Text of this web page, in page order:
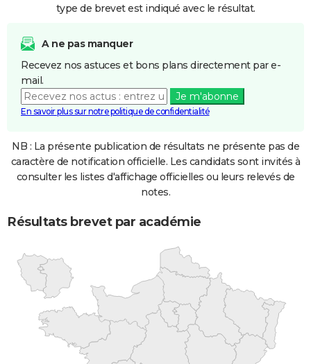
type de brevet est indiqué avec le résultat.
A ne pas manquer
Recevez nos astuces et bons plans directement par e-
mail.
Je m'abonne
En savoir plus sur notre politique de confidentialité
NB : La présente publication de résultats ne présente pas de
caractère de notification officielle. Les candidats sont invités à
consulter les listes d'affichage officielles ou leurs relevés de
notes.
Résultats brevet par académie